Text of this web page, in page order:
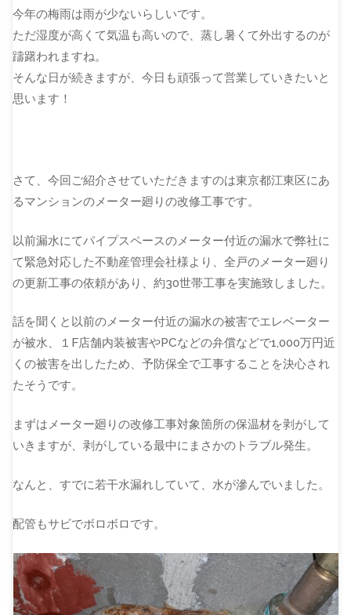
今年の梅雨は雨が少ないらしいです。
ただ湿度が高くて気温も高いので、蒸し暑くて外出するのが
躊躇われますね。
そんな日が続きますが、今日も頑張って営業していきたいと
思います！
さて、今回ご紹介させていただきますのは東京都江東区にあ
るマンションのメーター廻りの改修工事です。
以前漏水にてパイプスペースのメーター付近の漏水で弊社に
て緊急対応した不動産管理会社様より、全戸のメーター廻り
の更新工事の依頼があり、約30世帯工事を実施致しました。
話を聞くと以前のメーター付近の漏水の被害でエレベーター
が被水、１F店舗内装被害やPCなどの弁償などで1,000万円近
くの被害を出したため、予防保全で工事することを決心され
たそうです。
まずはメーター廻りの改修工事対象箇所の保温材を剥がして
いきますが、剥がしている最中にまさかのトラブル発生。
なんと、すでに若干水漏れしていて、水が滲んでいました。
配管もサビでボロボロです。